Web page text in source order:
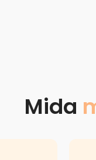
Mida